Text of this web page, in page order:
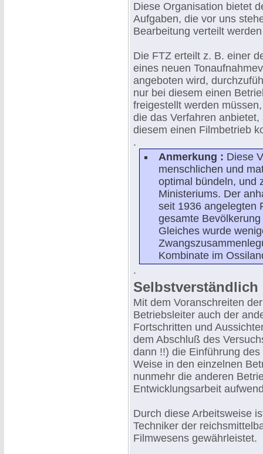
Diese Organisation bietet
Aufgaben, die vor uns
Bearbeitung verteilt
Die FTZ erteilt z. B. einer
eines neuen
angeboten wird,
nur bei diesem einen
freigestellt werden
die das Verfahren
diesem einen Filmbetrieb
.
Anmerkung : Diese
menschlichen und
optimal bündeln, und
Ministeriums. Der
seit 1936 angelegten
gesamte
Gleiches wurde
Kombinate im
.
Selbstverständlich
Mit dem Voranschreiten
Betriebsleiter auch der
Fortschritten und
dem Abschluß des
dann !!) die Einführung
Weise in den einzelnen
nunmehr die anderen
Entwicklungsarbeit
Durch diese Arbeitsweise
Techniker der
Filmwesens gewährleistet.